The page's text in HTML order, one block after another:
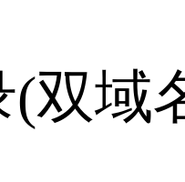
双域